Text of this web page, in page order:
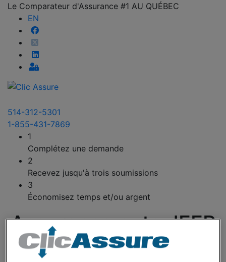
Le Comparateur d'Assurance #1 AU QUÉBEC
EN
514-312-5301
1-855-431-7869
1
Complétez une demande
2
Recevez jusqu'à trois soumissions
3
Économisez temps et/ou argent
Assurance auto JEEP
LIBERTY JET 2012